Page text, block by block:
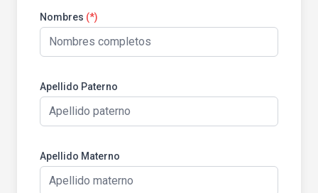
Nombres (*)
Apellido Paterno
Apellido Materno